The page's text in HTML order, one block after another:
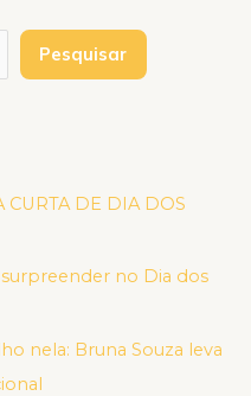
Pesquisar
CURTA DE DIA DOS
no Dia dos
nela: Bruna Souza leva